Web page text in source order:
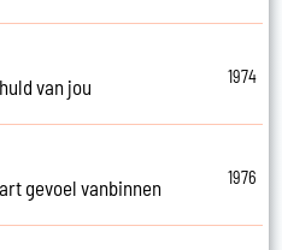
van jou
1974
gevoel vanbinnen
1976